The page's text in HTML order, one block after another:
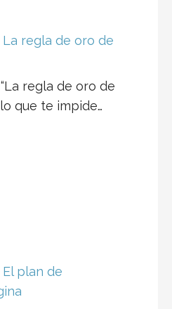
regla de oro de
regla de oro de
que te impide…
plan de